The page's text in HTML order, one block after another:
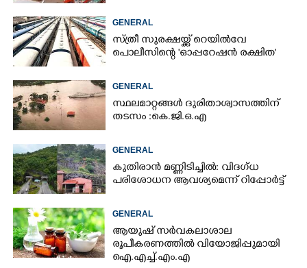
GENERAL
സ്ത്രീ സുരക്ഷയ്ക്ക് റെയിൽവേ
പൊലീസിന്റെ 'ഓപ്പറേഷൻ രക്ഷിത'
GENERAL
സ്ഥലമാറ്റങ്ങൾ ദുരിതാശ്വാസത്തിന്
തടസം :കെ.ജി.ഒ.എ
GENERAL
കുതിരാൻ മണ്ണിടിച്ചിൽ: വിദഗ്ധ
പരിശോധന ആവശ്യമെന്ന് റിപ്പോർട്ട്
GENERAL
ആയുഷ് സർവകലാശാല
രൂപീകരണത്തിൽ വിയോജിപ്പുമായി
ഐ.എച്ച്.എം.എ